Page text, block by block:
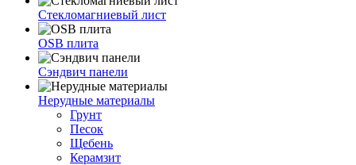
Стекломагниевый лист
OSB плита
Сэндвич панели
Нерудные материалы
Грунт
Песок
Щебень
Керамзит